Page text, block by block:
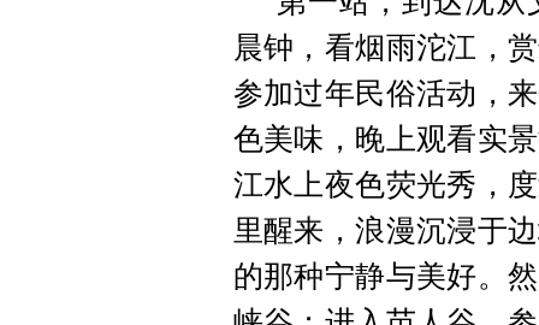
晨钟，看烟雨沱江，
参加过年民俗活动，
色美味，晚上观看实
江水上夜色荧光秀，
里醒来，浪漫沉浸于
的那种宁静与美好。